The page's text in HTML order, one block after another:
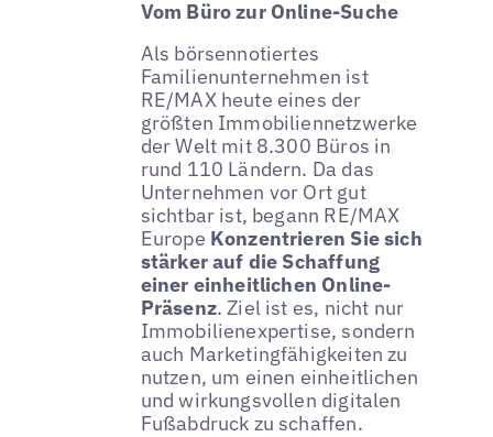
Vom Büro zur Online-Suche
Als börsennotiertes
Familienunternehmen ist
RE/MAX heute eines der
größten Immobiliennetzwerke
der Welt mit 8.300 Büros in
rund 110 Ländern. Da das
Unternehmen vor Ort gut
sichtbar ist, begann RE/MAX
Europe Konzentrieren Sie sich
stärker auf die Schaffung
einer einheitlichen Online-
Präsenz. Ziel ist es, nicht nur
Immobilienexpertise, sondern
auch Marketingfähigkeiten zu
nutzen, um einen einheitlichen
und wirkungsvollen digitalen
Fußabdruck zu schaffen.